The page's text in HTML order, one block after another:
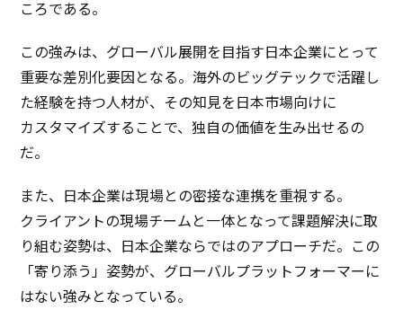
ころである。
この強みは、 グローバル展開を 目指す日本企業にとって
重要な差別化要因 となる。海外の ビッグテックで活躍し
た経験を持つ人材が、その知見を 日本市場向けに
カスタマイズすることで、独自の価値を生み出せるの
だ。
また、 日本企業は現場 との密接な連携を重視する。
クライアントの現場チーム と 一体となって課題解決に取
り組む姿勢は、 日本企業ならではのアプローチだ。この
「寄り添う」 姿勢が、 グローバルプラットフォーマー に
はない強みとなっている。